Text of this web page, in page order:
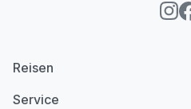
Reisen
Service